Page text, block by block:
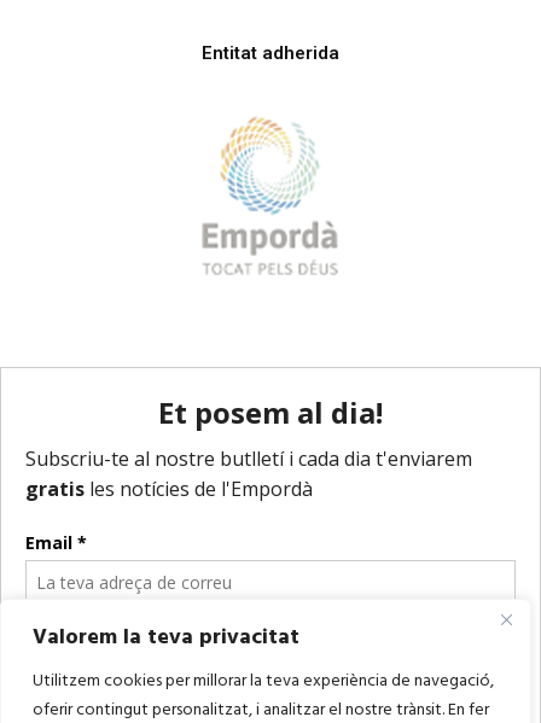
Valorem la teva privacitat
Utilitzem cookies per millorar la teva experiència de navegació,
oferir contingut personalitzat, i analitzar el nostre trànsit. En fer
Entitat adherida